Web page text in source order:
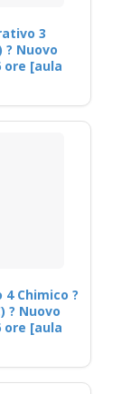
3
? Nuovo
ore [aula
Chimico ?
? Nuovo
ore [aula